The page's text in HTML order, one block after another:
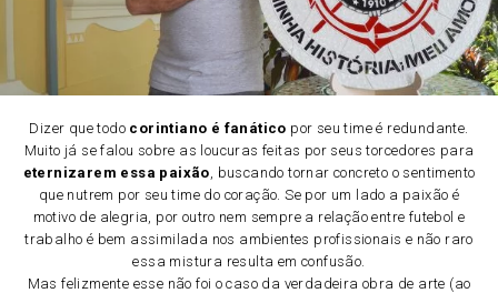
Dizer que todo corintiano é fanático por seu time é redundante.
Muito já se falou sobre as loucuras feitas por seus torcedores para
eternizarem essa paixão , buscando tornar concreto o sentimento
que nutrem por seu time do coração. Se por um lado a paixão é
motivo de alegria, por outro nem sempre a relação entre futebol e
trabalho é bem assimilada nos ambientes profissionais e não raro
essa mistura resulta em confusão.
Mas felizmente esse não foi o caso da verdadeira obra de arte (ao